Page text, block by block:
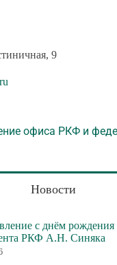
9
офиса РКФ и
Новости
с днём рождения
РКФ А.Н. Синяка